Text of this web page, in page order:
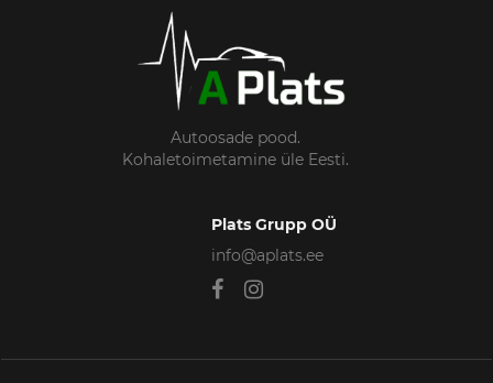
Autoosade pood.
Kohaletoimetamine üle Eesti.
Plats Grupp OÜ
info@aplats.ee